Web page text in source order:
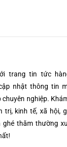
trang tin tức
nhật thông tin
nghiệp.
trị, kinh tế, xã hội,
thăm thường